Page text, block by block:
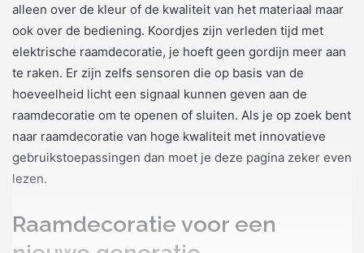
alleen over de kleur of de kwaliteit van het materiaal maar
ook over de bediening. Koordjes zijn verleden tijd met
elektrische raamdecoratie, je hoeft geen gordijn meer aan
te raken. Er zijn zelfs sensoren die op basis van de
hoeveelheid licht een signaal kunnen geven aan de
raamdecoratie om te openen of sluiten. Als je op zoek bent
naar raamdecoratie van hoge kwaliteit met innovatieve
gebruikstoepassingen dan moet je deze pagina zeker even
lezen.
Raamdecoratie voor een